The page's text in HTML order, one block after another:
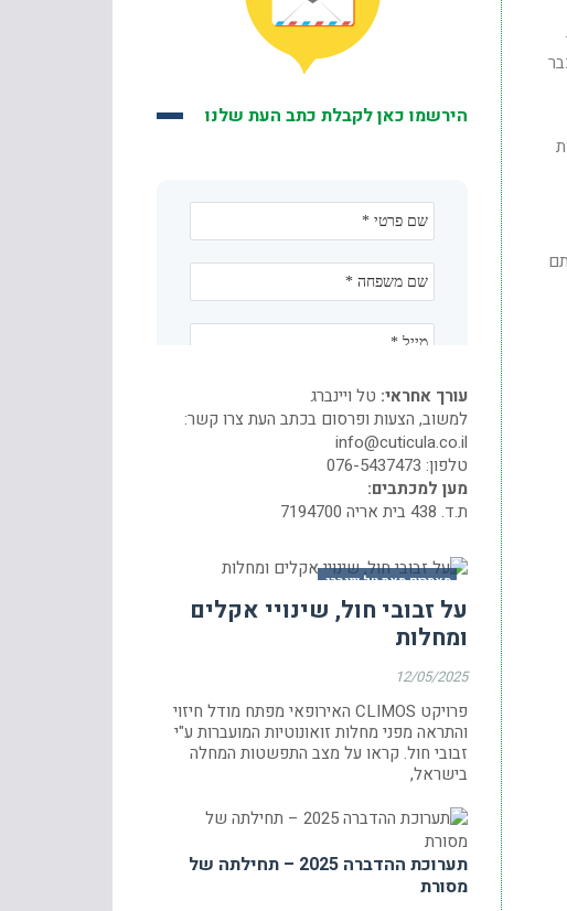
הירשמו כאן לקבלת כתב העת שלנו
עורך אחראי: טל ויינברג
למשוב, הצעות ופרסום בכתב העת צרו קשר:
info@cuticula.co.il
טלפון: 076-5437473
מען למכתבים:
ת.ד. 438 בית אריה 7194700
מאמרים מאת טל ויינברג
על זבובי חול, שינויי אקלים
ומחלות
12/05/2025
פרויקט CLIMOS האירופאי מפתח מודל חיזוי
והתראה מפני מחלות זואונוטיות המועברות ע"י
זבובי חול. קראו על מצב התפשטות המחלה
בישראל,
תערוכת ההדברה 2025 – תחילתה של
מסורת